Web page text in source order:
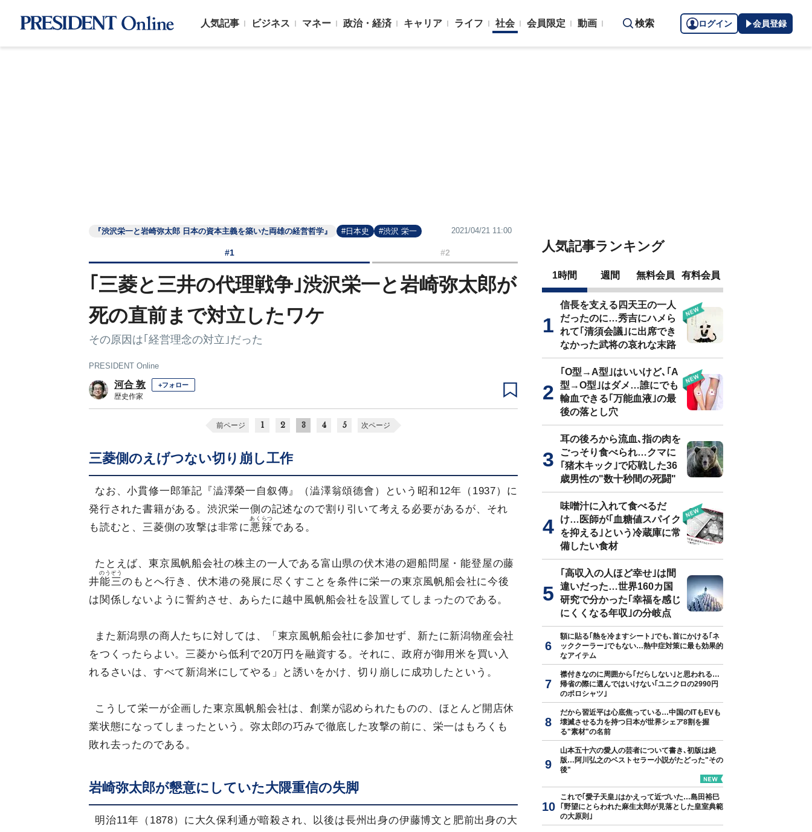
人気記事 ビジネス マネー 政治・経済 キャリア ライフ 社会 会員限定 動画 検索 ログイン 会員登録
『渋沢栄一と岩崎弥太郎 日本の資本主義を築いた両雄の経営哲学』 #日本史 #渋沢 栄一 2021/04/21 11:00
#1 #2
｢三菱と三井の代理戦争｣渋沢栄一と岩崎弥太郎が
死の直前まで対立したワケ
その原因は｢経営理念の対立｣だった
PRESIDENT Online
河合 敦 +フォロー
歴史作家
前ページ 1 2 3 4 5 次ページ
三菱側のえげつない切り崩し工作
なお、小貫修一郎筆記『澁澤榮一自叙傳』（澁澤翁頌德會）という昭和12年（1937）に
発行された書籍がある。渋沢栄一側の記述なので割り引いて考える必要があるが、それ
も読むと、三菱側の攻撃は非常に悪辣
あくらつ
である。
たとえば、東京風帆船会社の株主の一人である富山県の伏木港の廻船問屋・能登屋の藤
井能三
のうぞう
のもとへ行き、伏木港の発展に尽くすことを条件に栄一の東京風帆船会社に今後
は関係しないように誓約させ、あらたに越中風帆船会社を設置してしまったのである。
また新潟県の商人たちに対しては、「東京風帆船会社に参加せず、新たに新潟物産会社
をつくったらよい。三菱から低利で20万円を融資する。それに、政府が御用米を買い入
れるさいは、すべて新潟米にしてやる」と誘いをかけ、切り崩しに成功したという。
こうして栄一が企画した東京風帆船会社は、創業が認められたものの、ほとんど開店休
業状態になってしまったという。弥太郎の巧みで徹底した攻撃の前に、栄一はもろくも
敗れ去ったのである。
岩崎弥太郎が懇意にしていた大隈重信の失脚
明治11年（1878）に大久保利通が暗殺され、以後は長州出身の伊藤博文と肥前出身の大
人気記事ランキング
1時間 週間 無料会員 有料会員
信長を支える四天王の一人
だったのに…秀吉にハメら
れて｢清須会議｣に出席でき
なかった武将の哀れな末路
｢O型→A型｣はいいけど､｢A
型→O型｣はダメ…誰にでも
輸血できる｢万能血液｣の最
後の落とし穴
耳の後ろから流血､指の肉を
ごっそり食べられ…クマに
｢猪木キック｣で応戦した36
歳男性の"数十秒間の死闘"
味噌汁に入れて食べるだ
け…医師が｢血糖値スパイク
を抑える｣という冷蔵庫に常
備したい食材
｢高収入の人ほど幸せ｣は間
違いだった…世界160カ国
研究で分かった｢幸福を感じ
にくくなる年収｣の分岐点
額に貼る｢熱を冷ますシート｣でも､首にかける｢ネ
ッククーラー｣でもない…熱中症対策に最も効果的
なアイテム
襟付きなのに周囲から｢だらしない｣と思われる…
帰省の際に選んではいけない｢ユニクロの2990円
のポロシャツ｣
だから習近平は心底焦っている…中国のITもEVも
壊滅させる力を持つ日本が世界シェア8割を握
る"素材"の名前
山本五十六の愛人の芸者について書き､初版は絶
版…阿川弘之のベストセラー小説がたどった"その
後"
これで｢愛子天皇｣はかえって近づいた…島田裕巳
｢野望にとらわれた麻生太郎が見落とした皇室典範
の大原則｣